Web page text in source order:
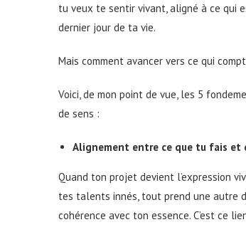
tu veux te sentir vivant, aligné à ce qui
dernier jour de ta vie.
Mais comment avancer vers ce qui
Voici, de mon point de vue, les 5
de sens :
Alignement entre ce que tu fais et
Quand ton projet devient l’expression
tes talents innés, tout prend une autre
cohérence avec ton essence. C’est ce